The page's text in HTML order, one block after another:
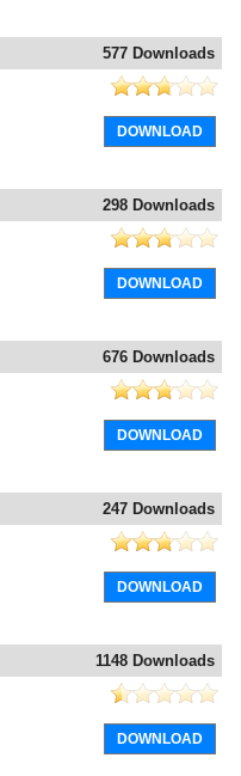
577 Downloads
DOWNLOAD
298 Downloads
DOWNLOAD
676 Downloads
DOWNLOAD
247 Downloads
DOWNLOAD
1148 Downloads
DOWNLOAD